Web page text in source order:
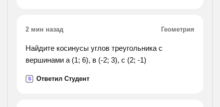
2 мин назад Геометрия
Найдите косинусы углов треугольника с
вершинами а (1; 6), в (-2; 3), с (2; -1)
S Ответил Студент